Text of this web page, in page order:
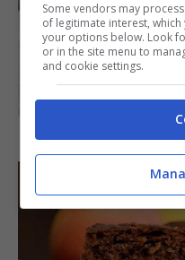
Arista di
Some vendors may
of legitimate interest,
your options below. Look
or in the site menu to
and cookie settings.